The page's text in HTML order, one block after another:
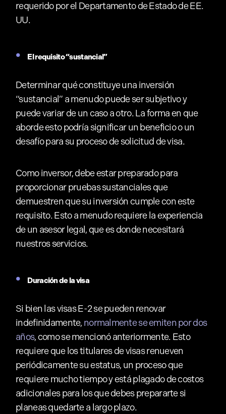
requerido por el Departamento de Estado de EE.
UU.
El requisito “sustancial”
Determinar qué constituye una inversión
“sustancial” a menudo puede ser subjetivo y
puede variar de un caso a otro. La forma en que
aborde esto podría significar un beneficio o un
desafío para su proceso de solicitud de visa.
Como inversor, debe estar preparado para
proporcionar pruebas sustanciales que
demuestren que su inversión cumple con este
requisito. Esto a menudo requiere la experiencia
de un asesor legal, que es donde necesitará
nuestros servicios.
Duración de la visa
Si bien las visas E-2 se pueden renovar
indefinidamente, normalmente se emiten por dos
años, como se mencionó anteriormente. Esto
requiere que los titulares de visas renueven
periódicamente su estatus, un proceso que
requiere mucho tiempo y está plagado de costos
adicionales para los que debes prepararte si
planeas quedarte a largo plazo.